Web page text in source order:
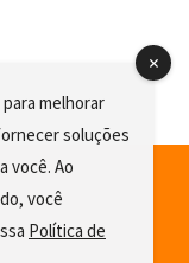
melhorar
soluções
você. Ao
você
Política de